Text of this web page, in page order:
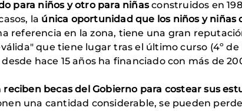
para niños y otro para niñasconstruidos en
la única oportunidad que los niños y niñas
referencia en la zona, tiene una gran
que tiene lugar tras el último curso (4º de
hace 15 años ha financiado con más de
reciben becas del Gobierno para costear sus
una cantidad considerable, se pueden